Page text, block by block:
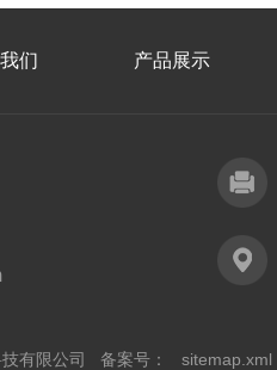
们 产品展示
有限公司 备案号： sitemap.xml